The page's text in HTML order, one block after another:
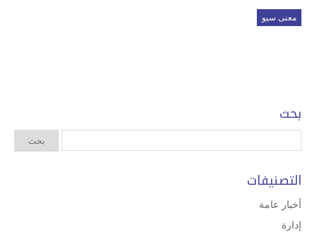
معنى سيو
بحث
التصنيفات
أخبار عامة
إدارة